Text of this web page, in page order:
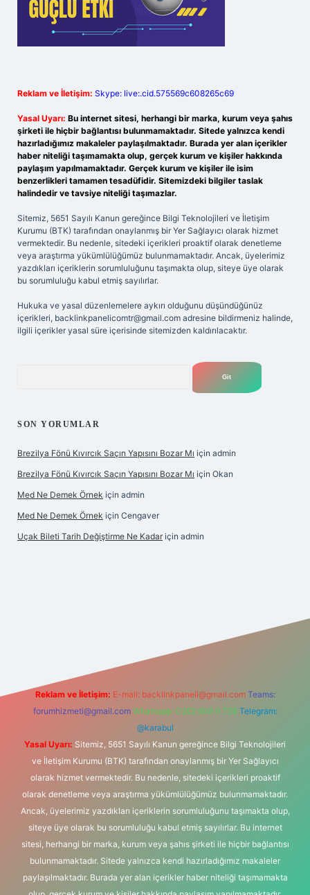
Reklam ve İletişim: Skype: live:.cid.575569c608265c69
Yasal Uyarı: Bu internet sitesi, herhangi bir marka, kurum veya şahıs
şirketi ile hiçbir bağlantısı bulunmamaktadır. Sitede yalnızca kendi
hazırladığımız makaleler paylaşılmaktadır. Burada yer alan içerikler
haber niteliği taşımamakta olup, gerçek kurum ve kişiler hakkında
paylaşım yapılmamaktadır. Gerçek kurum ve kişiler ile isim
benzerlikleri tamamen tesadüfidir. Sitemizdeki bilgiler taslak
halindedir ve tavsiye niteliği taşımazlar.
Sitemiz, 5651 Sayılı Kanun gereğince Bilgi Teknolojileri ve İletişim
Kurumu (BTK) tarafından onaylanmış bir Yer Sağlayıcı olarak hizmet
vermektedir. Bu nedenle, sitedeki içerikleri proaktif olarak denetleme
veya araştırma yükümlülüğümüz bulunmamaktadır. Ancak, üyelerimiz
yazdıkları içeriklerin sorumluluğunu taşımakta olup, siteye üye olarak
bu sorumluluğu kabul etmiş sayılırlar.
Hukuka ve yasal düzenlemelere aykırı olduğunu düşündüğünüz
içerikleri, backlinkpanelicomtr@gmail.com adresine bildirmeniz halinde,
ilgili içerikler yasal süre içerisinde sitemizden kaldırılacaktır.
SON YORUMLAR
Brezilya Fönü Kıvırcık Saçın Yapısını Bozar Mı için admin
Brezilya Fönü Kıvırcık Saçın Yapısını Bozar Mı için Okan
Med Ne Demek Örnek için admin
Med Ne Demek Örnek için Cengaver
Uçak Bileti Tarih Değiştirme Ne Kadar için admin
Reklam ve İletişim: E-mail: backlinkpaneli@gmail.com Teams:
forumhizmeti@gmail.com Whatsapp: 0262 606 0 726 Telegram:
@karabul
Yasal Uyarı: Sitemiz, 5651 Sayılı Kanun gereğince Bilgi Teknolojileri
ve İletişim Kurumu (BTK) tarafından onaylanmış bir Yer Sağlayıcı
olarak hizmet vermektedir. Bu nedenle, sitedeki içerikleri proaktif
olarak denetleme veya araştırma yükümlülüğümüz bulunmamaktadır.
Ancak, üyelerimiz yazdıkları içeriklerin sorumluluğunu taşımakta olup,
siteye üye olarak bu sorumluluğu kabul etmiş sayılırlar. Bu internet
sitesi, herhangi bir marka, kurum veya şahıs şirketi ile hiçbir bağlantısı
bulunmamaktadır. Sitede yalnızca kendi hazırladığımız makaleler
paylaşılmaktadır. Burada yer alan içerikler haber niteliği taşımamakta